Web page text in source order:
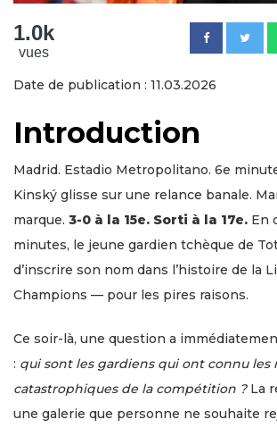
1.0k
vues
Date de publication : 11.03.2026
Introduction
Madrid. Estadio Metropolitano. 6e
Kinský glisse sur une relance banale.
marque. 3-0 à la 15e. Sorti à la 17e. En
minutes, le jeune gardien tchèque de
d’inscrire son nom dans l’histoire de la
Champions — pour les pires raisons.
Ce soir-là, une question a
: qui sont les gardiens qui ont connu les
catastrophiques de la compétition ?La
une galerie que personne ne souhaite